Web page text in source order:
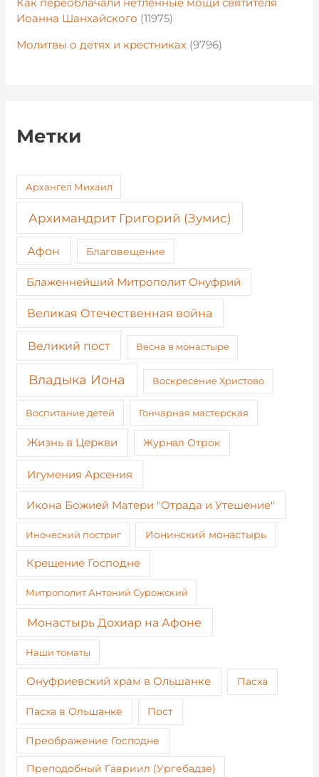
Как переоблачали нетленные мощи святителя
Иоанна Шанхайского (11975)
Молитвы о детях и крестниках (9796)
Метки
Архангел Михаил
Архимандрит Григорий (Зумис)
Афон Благовещение
Блаженнейший Митрополит Онуфрий
Великая Отечественная война
Великий пост Весна в монастыре
Владыка Иона Воскресение Христово
Воспитание детей Гончарная мастерская
Жизнь в Церкви Журнал Отрок
Игумения Арсения
Икона Божией Матери "Отрада и Утешение"
Иноческий постриг Ионинский монастырь
Крещение Господне
Митрополит Антоний Сурожский
Монастырь Дохиар на Афоне
Наши томаты
Онуфриевский храм в Ольшанке Пасха
Пасха в Ольшанке Пост
Преображение Господне
Преподобный Гавриил (Ургебадзе)